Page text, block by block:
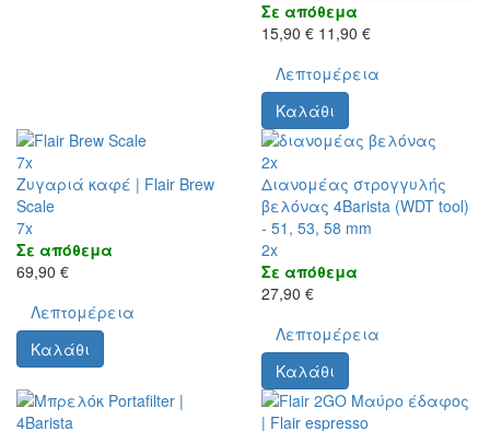
Σε απόθεμα
15,90 € 11,90 €
Λεπτομέρεια
Καλάθι
7x
Ζυγαριά καφέ | Flair Brew
Scale
7x
Σε απόθεμα
69,90 €
Λεπτομέρεια
Καλάθι
2x
Διανομέας στρογγυλής
βελόνας 4Barista (WDT tool)
- 51, 53, 58 mm
2x
Σε απόθεμα
27,90 €
Λεπτομέρεια
Καλάθι